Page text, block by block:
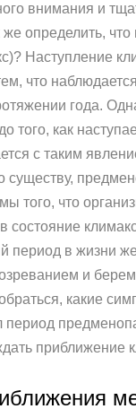
внимания и
определить, что
Наступление
что
года.
того, как
с таким
существу,
того, что
состояние
период в жизни
и
какие
период
приближение